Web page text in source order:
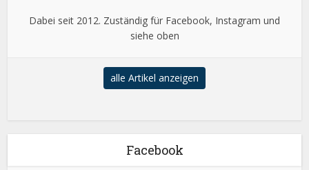
Dabei seit 2012. Zuständig für Facebook, Instagram und
siehe oben
alle Artikel anzeigen
Facebook